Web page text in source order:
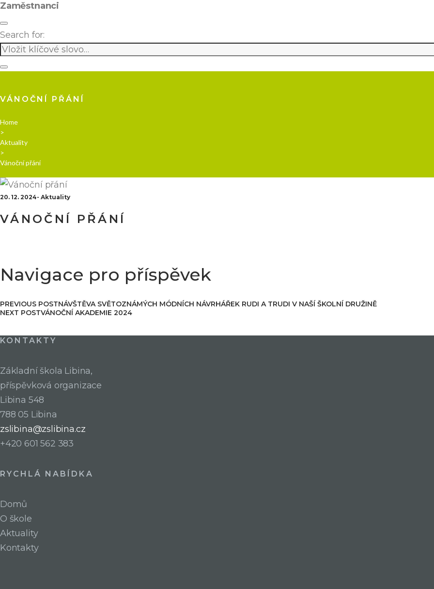
Zaměstnanci
Search for:
VÁNOČNÍ PŘÁNÍ
Home
>
Aktuality
>
Vánoční přání
20. 12. 2024 Aktuality
VÁNOČNÍ PŘÁNÍ
Navigace pro příspěvek
PREVIOUS POSTNÁVŠTĚVA SVĚTOZNÁMÝCH MÓDNÍCH NÁVRHÁŘEK RUDI A TRUDI V NAŠÍ ŠKOLNÍ DRUŽINĚ
NEXT POSTVÁNOČNÍ AKADEMIE 2024
KONTAKTY
Základní škola Libina,
příspěvková organizace
Libina 548
788 05 Libina
zslibina@zslibina.cz
+420 601 562 383
RYCHLÁ NABÍDKA
Domů
O škole
Aktuality
Kontakty